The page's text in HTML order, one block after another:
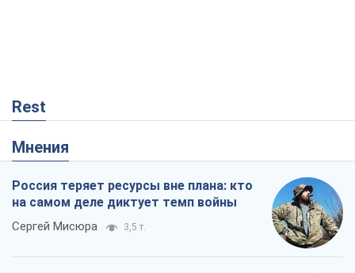
Rest
Мнения
Россия теряет ресурсы вне плана: кто
на самом деле диктует темп войны
Сергей Мисюра 3,5 т.